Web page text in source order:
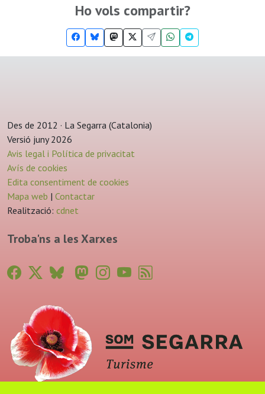
Ho vols compartir?
Des de 2012 · La Segarra (Catalonia)
Versió juny 2026
Avis legal i Política de privacitat
Avís de cookies
Edita consentiment de cookies
Mapa web | Contactar
Realització: cdnet
Troba'ns a les Xarxes